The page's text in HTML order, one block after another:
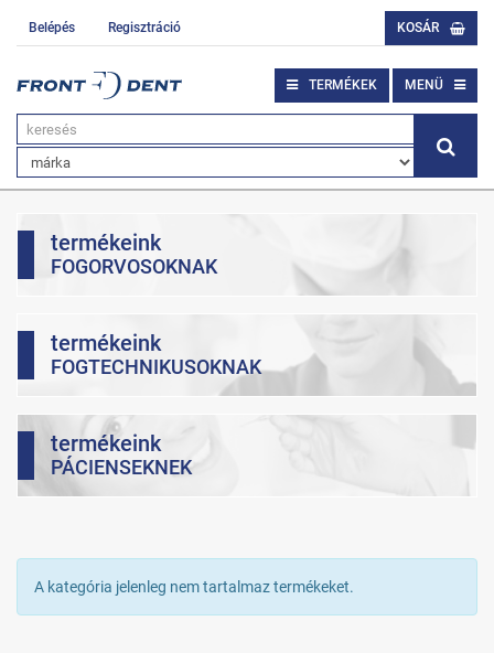
Belépés Regisztráció KOSÁR
TERMÉKEK MENÜ
termékeink
FOGORVOSOKNAK
termékeink
FOGTECHNIKUSOKNAK
termékeink
PÁCIENSEKNEK
A kategória jelenleg nem tartalmaz termékeket.